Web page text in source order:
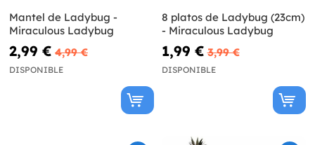
Mantel de Ladybug -
Miraculous Ladybug
2,99 € 4,99 €
DISPONIBLE
8 platos de Ladybug (23cm)
- Miraculous Ladybug
1,99 € 3,99 €
DISPONIBLE